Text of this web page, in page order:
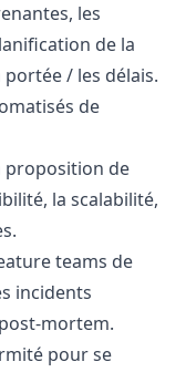
les
de la
/ les délais.
de
proposition de
la scalabilité,
teams de
incidents
mortem.
pour se